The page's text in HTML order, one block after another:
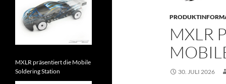
MXLR
30. JULI 2026
MXLR präsentiert die Mobile
Soldering Station